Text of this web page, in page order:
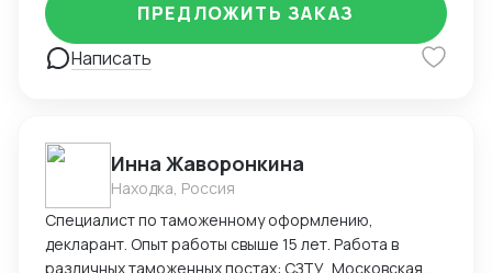
Написать
ПРЕДЛОЖИТЬ ЗАКАЗ
Инна Жаворонкина
Находка, Россия
Специалист по таможенному оформлению,
декларант. Опыт работы свыше 15 лет. Работа в
различных таможенных постах: СЗТУ, Московская